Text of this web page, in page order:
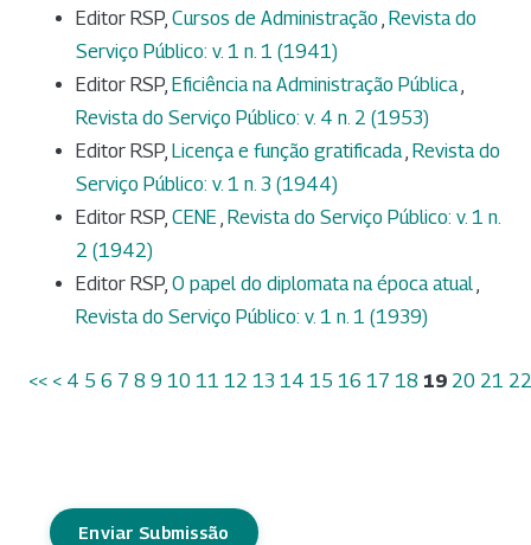
Editor RSP, Cursos de Administração , Revista do
Serviço Público: v. 1 n. 1 (1941)
Editor RSP, Eficiência na Administração Pública,
Revista do Serviço Público: v. 4 n. 2 (1953)
Editor RSP, Licença e função gratificada, Revista do
Serviço Público: v. 1 n. 3 (1944)
Editor RSP, CENE , Revista do Serviço Público: v. 1 n.
2 (1942)
Editor RSP, O papel do diplomata na época atual,
Revista do Serviço Público: v. 1 n. 1 (1939)
<< < 4 5 6 7 8 9 10 11 12 13 14 15 16 17 18 19 20 21 22
Enviar Submissão